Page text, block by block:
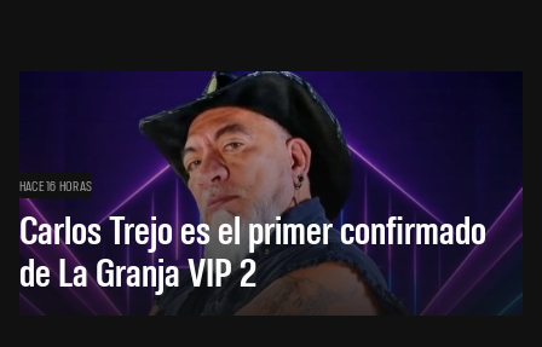
HACE 16 HORAS
Carlos Trejo es el primer confirmado
de La Granja VIP 2